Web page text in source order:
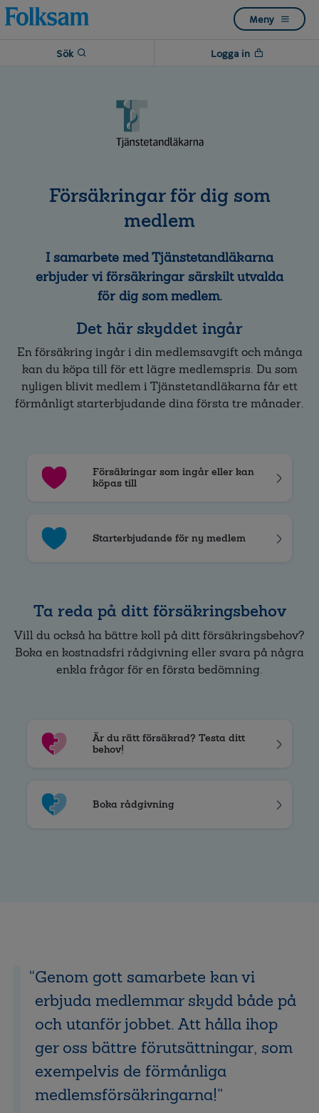
Till
navigation
Till
innehåll
Meny
Sök Logga in
Försäkringar för dig som
medlem
I samarbete med Tjänstetandläkarna
erbjuder vi försäkringar särskilt utvalda
för dig som medlem.
Det här skyddet ingår
En försäkring ingår i din medlemsavgift och många
kan du köpa till för ett lägre medlemspris. Du som
nyligen blivit medlem i Tjänstetandläkarna får ett
förmånligt starterbjudande dina första tre månader.
Försäkringar som ingår eller kan
köpas till
Starterbjudande för ny medlem
Ta reda på ditt försäkringsbehov
Vill du också ha bättre koll på ditt försäkringsbehov?
Boka en kostnadsfri rådgivning eller svara på några
enkla frågor för en första bedömning.
Är du rätt försäkrad? Testa ditt
behov!
Boka rådgivning
Genom gott samarbete kan vi
erbjuda medlemmar skydd både på
och utanför jobbet. Att hålla ihop
ger oss bättre förutsättningar, som
exempelvis de förmånliga
medlemsförsäkringarna!